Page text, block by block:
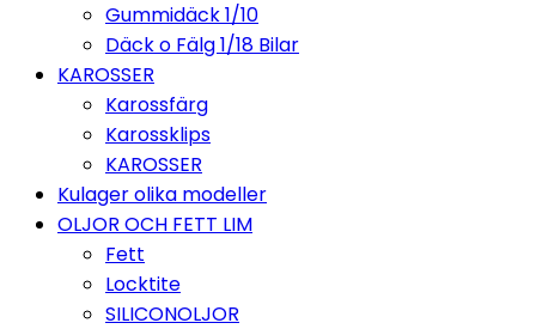
Gummidäck 1/10
Däck o Fälg 1/18 Bilar
KAROSSER
Karossfärg
Karossklips
KAROSSER
Kulager olika modeller
OLJOR OCH FETT LIM
Fett
Locktite
SILICONOLJOR